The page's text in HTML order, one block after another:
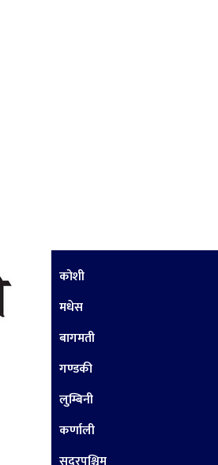
कोशी
मधेस
बागमती
गण्डकी
लुम्बिनी
कर्णाली